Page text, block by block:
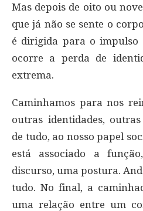
Mas depois de oito ou
que já não se sente o
é dirigida para o impulso
ocorre a perda de
extrema.
Caminhamos para nos
outras identidades,
de tudo, ao nosso papel
está associado a
discurso, uma postura.
tudo. No final, a
uma relação entre um